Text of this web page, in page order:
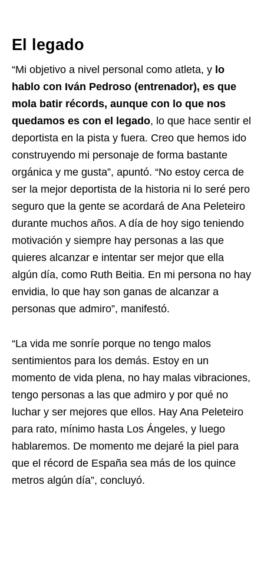
El legado
“Mi objetivo a nivel personal como atleta, y lo
hablo con Iván Pedroso (entrenador), es que
mola batir récords, aunque con lo que nos
quedamos es con el legado, lo que hace sentir el
deportista en la pista y fuera. Creo que hemos ido
construyendo mi personaje de forma bastante
orgánica y me gusta”, apuntó. “No estoy cerca de
ser la mejor deportista de la historia ni lo seré pero
seguro que la gente se acordará de Ana Peleteiro
durante muchos años. A día de hoy sigo teniendo
motivación y siempre hay personas a las que
quieres alcanzar e intentar ser mejor que ella
algún día, como Ruth Beitia. En mi persona no hay
envidia, lo que hay son ganas de alcanzar a
personas que admiro”, manifestó.
“La vida me sonríe porque no tengo malos
sentimientos para los demás. Estoy en un
momento de vida plena, no hay malas vibraciones,
tengo personas a las que admiro y por qué no
luchar y ser mejores que ellos. Hay Ana Peleteiro
para rato, mínimo hasta Los Ángeles, y luego
hablaremos. De momento me dejaré la piel para
que el récord de España sea más de los quince
metros algún día”, concluyó.